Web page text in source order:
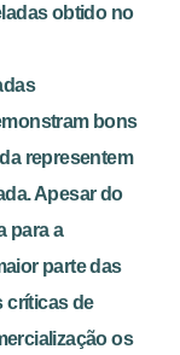
obtido no
bons
representem
Apesar do
para a
parte das
críticas de
os